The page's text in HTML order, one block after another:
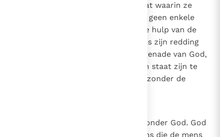
bleef ze in de ongeschonden staat waarin ze
geschapen werd, zou zichzelf op geen enkele
manier kunnen redden zonder de hulp van de
Schepper; dus aangezien de mens zijn redding
niet kan veiligstellen zonder de genade van God,
dat een geschenk is, hoe zal hij in staat zijn te
herstellen wat hij verloren heeft zonder de
De mens kan niets goeds doen zonder God. God
doet veel goede dingen in de mens die de mens